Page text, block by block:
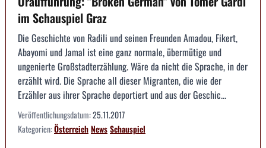
im Schauspiel Graz
Die Geschichte von Radili und seinen Freunden Amadou, Fikert,
Abayomi und Jamal ist eine ganz normale, übermütige und
ungenierte Großstadterzählung. Wäre da nicht die Sprache, in der
erzählt wird. Die Sprache all dieser Migranten, die wie der
Erzähler aus ihrer Sprache deportiert und aus der Geschic...
Veröffentlichungsdatum:25.11.2017
Kategorien:ÖsterreichNewsSchauspiel